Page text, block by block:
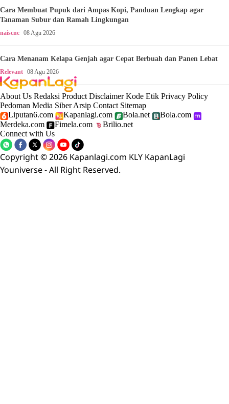
Cara Membuat Pupuk dari Ampas Kopi, Panduan Lengkap agar
Tanaman Subur dan Ramah Lingkungan
naiscnc 08 Agu 2026
Cara Menanam Kelapa Genjah agar Cepat Berbuah dan Panen Lebat
Relevant 08 Agu 2026
About Us Redaksi Product Disclaimer Kode Etik Privacy Policy
Pedoman Media SiberArsip Contact Sitemap
Liputan6.com
Kapanlagi.com Bola.net
Bola.com
Merdeka.com
Fimela.com
Brilio.net
Connect with Us
Copyright © 2026 Kapanlagi.com KLY KapanLagi
Youniverse - All Right Reserved.